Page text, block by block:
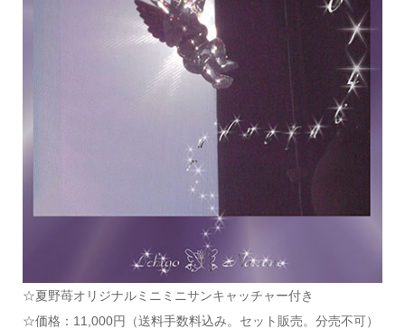
☆夏野苺オリジナルミニミニサンキャッチャー付き
☆価格：11,000円（送料手数料込み。セット販売。分売不可）